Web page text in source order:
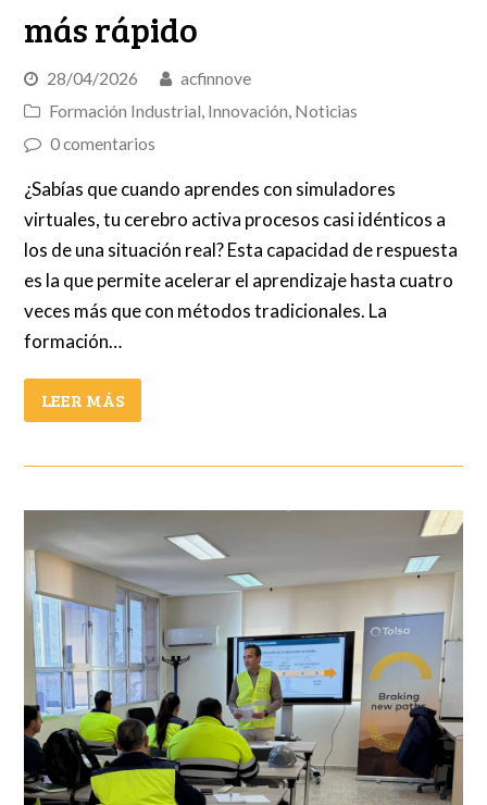
más rápido
28/04/2026
acfinnove
Formación Industrial, Innovación, Noticias
0 comentarios
¿Sabías que cuando aprendes con simuladores
virtuales, tu cerebro activa procesos casi idénticos a
los de una situación real? Esta capacidad de respuesta
es la que permite acelerar el aprendizaje hasta cuatro
veces más que con métodos tradicionales. La
formación…
LEER MÁS